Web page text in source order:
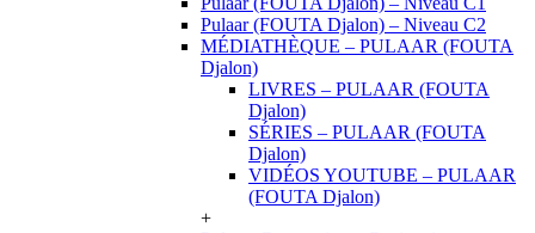
Pulaar (FOUTA Djalon) – Niveau C2
MÉDIATHÈQUE – PULAAR (FOUTA
Djalon)
LIVRES – PULAAR (FOUTA
Djalon)
SÉRIES – PULAAR (FOUTA
Djalon)
VIDÉOS YOUTUBE – PULAAR
(FOUTA Djalon)
+